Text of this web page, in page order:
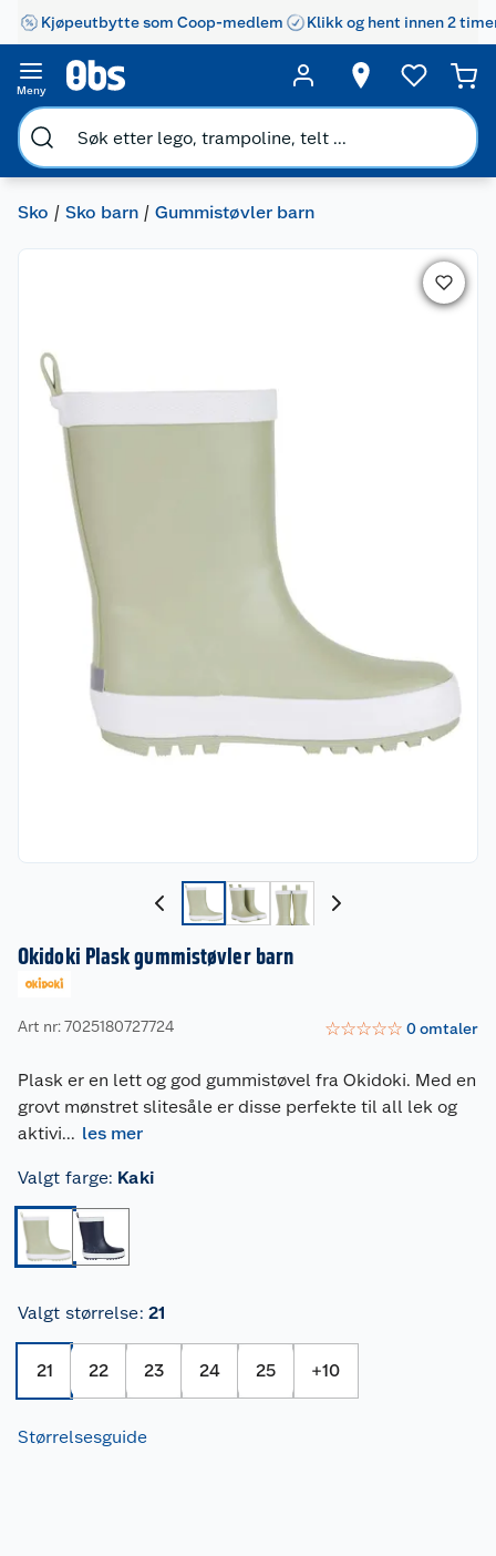
Kjøpeutbytte som Coop-medlem Klikk og hent innen 2
Meny
Sko Sko barn Gummistøvler barn
Okidoki Plask gummistøvler barn
Art nr: 7025180727724 ☆☆☆☆☆ 0omtaler
Plask er en lett og god gummistøvel fra Okidoki. Med en
grovt mønstret slitesåle er disse perfekte til all lek og
aktivi... les mer
Valgt farge: Kaki
Valgt størrelse: 21
21 22 23 24 25 +10
Størrelsesguide